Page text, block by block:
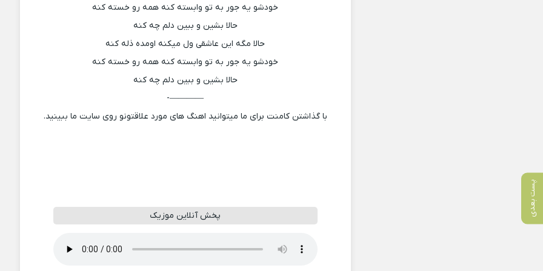
پست بعدی
خودشو یه جور به تو وابسته کنه همه رو خسته کنه
حالا بشین و ببین دلم چه کنه
حالا مگه این عاشقی ول میکنه اومده ذله کنه
خودشو یه جور به تو وابسته کنه همه رو خسته کنه
حالا بشین و ببین دلم چه کنه
————-
با گذاشتن کامنت برای ما میتوانید اهنگ های مورد علاقتونو روی سایت ما ببینید.
پخش آنلاین موزیک